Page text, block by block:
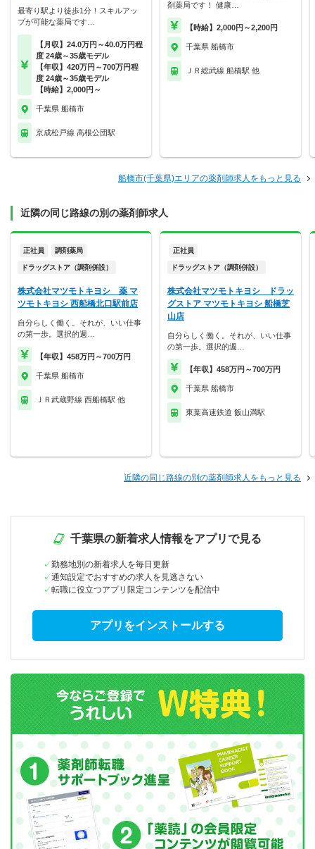
最寄り駅より徒歩1分！スキルアッ
プが可能な薬局です…
【月収】24.0万円～40.0万円程
度 24歳～35歳モデル
【年収】420万円～700万円程
度 24歳～35歳モデル
【時給】2,000円～
千葉県 船橋市
京成松戸線 高根公団駅
剤薬局です！ 健康…
【時給】2,000円～2,200円
千葉県 船橋市
ＪＲ総武線 船橋駅 他
船橋市(千葉県)エリアの薬剤師求人をもっと見る
近隣の同じ路線の別の薬剤師求人
正社員 調剤薬局
ドラッグストア（調剤併設）
株式会社マツモトキヨシ 薬 マ
ツモトキヨシ 西船橋北口駅前店
自分らしく働く。それが、いい仕事
の第一歩。選択的週…
【年収】458万円～700万円
千葉県 船橋市
ＪＲ武蔵野線 西船橋駅 他
正社員
ドラッグストア（調剤併設）
株式会社マツモトキヨシ ドラッ
グストア マツモトキヨシ 船橋芝
山店
自分らしく働く。それが、いい仕事
の第一歩。選択的週…
【年収】458万円～700万円
千葉県 船橋市
東葉高速鉄道 飯山満駅
近隣の同じ路線の別の薬剤師求人をもっと見る
千葉県の新着求人情報をアプリで見る
勤務地別の新着求人を毎日更新
通知設定でおすすめの求人を見逃さない
転職に役立つアプリ限定コンテンツを配信中
アプリをインストールする